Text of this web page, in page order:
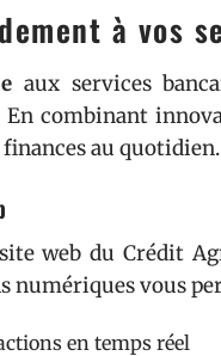
à vos
aux services
combinant
au quotidien.
web du Crédit
numériques vous
en temps réel